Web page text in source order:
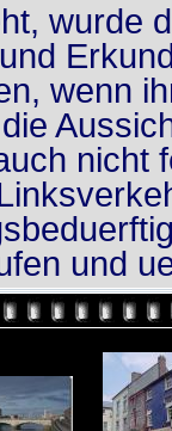
wurde
wenn
nicht
und